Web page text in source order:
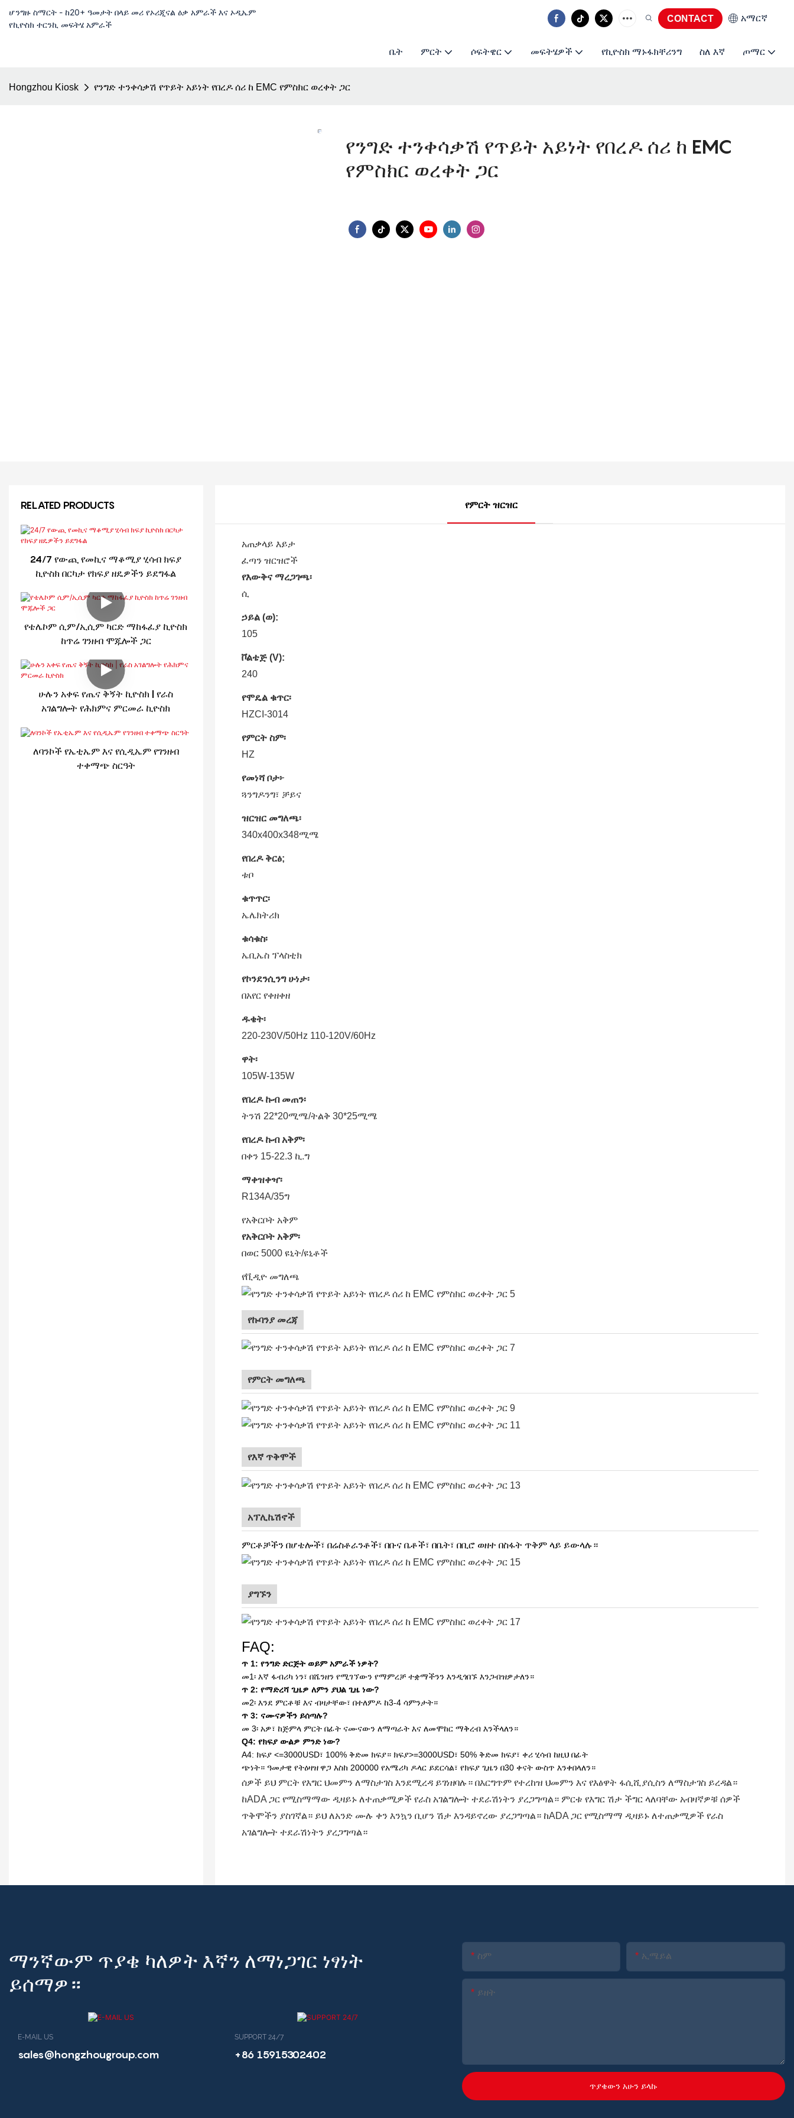
ሆንግዙ ስማርት - ከ20+ ዓመታት በላይ መሪ የኦሪጂናል ዕቃ አምራች እና ኦዲኤም
የኪዮስክ ተርንኪ መፍትሄ አምራች
CONTACT አማርኛ
ቤት ምርት ሶፍትዌር መፍትሄዎች የኪዮስክ ማኑፋክቸሪንግ ስለ እኛ ጦማር
Hongzhou Kiosk የንግድ ተንቀሳቃሽ የጥይት አይነት የበረዶ ሰሪ ከ EMC የምስክር ወረቀት ጋር
የንግድ ተንቀሳቃሽ የጥይት አይነት የበረዶ ሰሪ ከ EMC
የምስክር ወረቀት ጋር
የምርት ዝርዝር
አጠቃላይ እይታ
ፈጣን ዝርዝሮች
የእውቅና ማረጋገጫ፡
ሲ
ኃይል (ወ):
105
ቮልቴጅ (V):
240
የሞዴል ቁጥር፡
HZCI-3014
የምርት ስም፡
HZ
የመነሻ ቦታ፦
ጓንግዶንግ፣ ቻይና
ዝርዝር መግለጫ፡
340x400x348ሚሜ
የበረዶ ቅርፅ;
ቱቦ
ቁጥጥር፡
ኤሌክትሪክ
ቁሳቁስ፡
ኤቢኤስ ፕላስቲክ
የኮንደንሲንግ ሁነታ፡
በአየር የቀዘቀዘ
ዱቄት፡
220-230V/50Hz 110-120V/60Hz
ዋት፡
105W-135W
የበረዶ ኩብ መጠን፡
ትንሽ 22*20ሚሜ/ትልቅ 30*25ሚሜ
የበረዶ ኩብ አቅም፡
በቀን 15-22.3 ኪ.ግ
ማቀዝቀዣ፡
R134A/35ግ
የአቅርቦት አቅም
የአቅርቦት አቅም፡
በወር 5000 ዩኒት/ዩኒቶች
የቪዲዮ መግለጫ
የኩባንያ መረጃ
የምርት መግለጫ
የእኛ ጥቅሞች
አፕሊኬሽኖች
ምርቶቻችን በሆቴሎች፣ በሬስቶራንቶች፣ በቡና ቤቶች፣ በቤት፣ በቢሮ ወዘተ በስፋት ጥቅም ላይ ይውላሉ።
ያግኙን
FAQ:
ጥ 1: የንግድ ድርጅት ወይም አምራች ነዎት?
መ1፡ እኛ ፋብሪካ ነን፣ በሼንዘን የሚገኘውን የማምረቻ ተቋማችንን እንዲጎበኙ እንጋብዝዎታለን።
ጥ 2: የማድረሻ ጊዜዎ ለምን ያህል ጊዜ ነው?
መ2፡ እንደ ምርቶቹ እና ብዛታቸው፣ በተለምዶ ከ3-4 ሳምንታት።
ጥ 3: ናሙናዎችን ይሰጣሉ?
መ 3፡ አዎ፣ ከጅምላ ምርት በፊት ናሙናውን ለማጣራት እና ለመሞከር ማቅረብ እንችላለን።
Q4: የክፍያ ውልዎ ምንድ ነው?
A4: ክፍያ <=3000USD፣ 100% ቅድመ ክፍያ። ክፍያ>=3000USD፣ 50% ቅድመ ክፍያ፣ ቀሪ ሂሳብ ከዚህ በፊት
ጭነት። ዓመታዊ የትዕዛዝ ዋጋ እስከ 200000 የአሜሪካ ዶላር ይደርሳል፣ የክፍያ ጊዜን በ30 ቀናት ውስጥ እንቀበላለን።
ሰዎች ይህ ምርት የእግር ህመምን ለማስታገስ እንደሚረዳ ይገነዘባሉ። በእርግጥም የተረከዝ ህመምን እና የእፅዋት ፋሲሺያሲስን ለማስታገስ ይረዳል።
ከADA ጋር የሚስማማው ዲዛይኑ ለተጠቃሚዎች የራስ አገልግሎት ተደራሽነትን ያረጋግጣል። ምርቱ የእግር ሽታ ችግር ላለባቸው አብዛኛዎቹ ሰዎች
ጥቅሞችን ያስገኛል። ይህ ለአንድ ሙሉ ቀን እንኳን ቢሆን ሽታ እንዳይኖረው ያረጋግጣል። ከADA ጋር የሚስማማ ዲዛይኑ ለተጠቃሚዎች የራስ
አገልግሎት ተደራሽነትን ያረጋግጣል።
RELATED PRODUCTS
24/7 የውጪ የመኪና ማቆሚያ ሂሳብ ክፍያ
ኪዮስክ በርካታ የክፍያ ዘዴዎችን ይደግፋል
የቴሌኮም ሲም/ኢሲም ካርድ ማከፋፈያ ኪዮስክ
ከጥሬ ገንዘብ ሞጁሎች ጋር
ሁሉን አቀፍ የጤና ቅኝት ኪዮስክ | የራስ
አገልግሎት የሕክምና ምርመራ ኪዮስክ
ለባንኮች የኤቲኤም እና የሲዲኤም የገንዘብ
ተቀማጭ ስርዓት
ማንኛውም ጥያቄ ካለዎት እኛን ለማነጋገር ነፃነት
ይሰማዎ።
E-MAIL US
sales@hongzhougroup.com
SUPPORT 24/7
+86 15915302402
ስም ኢሜይል
ይዘት
ጥያቄውን አሁን ይላኩ